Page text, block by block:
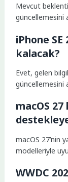
Mevcut
güncellemesini
iPhone SE
kalacak?
Evet, gelen
güncellemesini
macOS
macOS 27’nin
modelleriyle
WWDC